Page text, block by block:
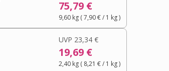
75,79 €
9,60 kg(7,90 €/ 1 kg)
UVP 23,34 €
19,69 €
2,40 kg( 8,21 €/ 1 kg)